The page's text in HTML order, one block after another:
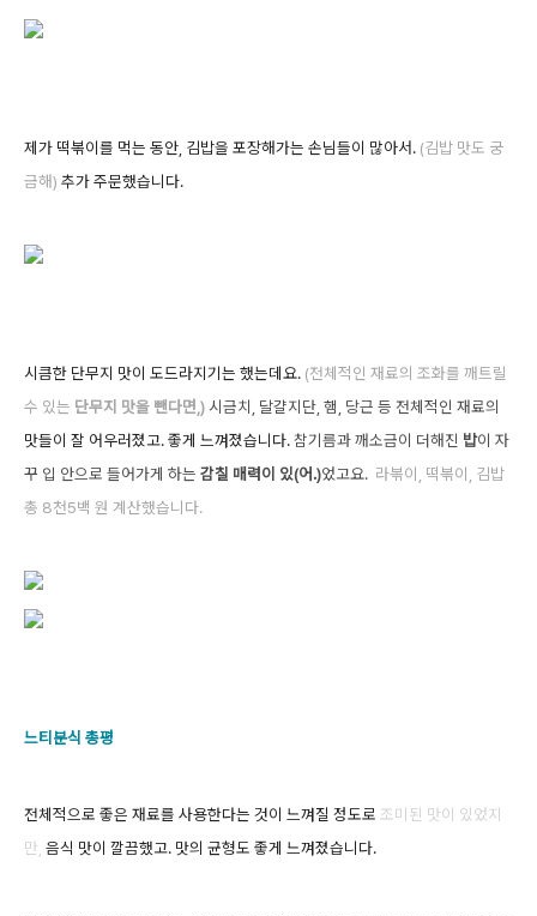
제가 떡볶이를 먹는 동안, 김밥을 포장해가는 손님들이 많아서. (김밥 맛도 궁
금해) 추가 주문했습니다.
시큼한 단무지 맛이 도드라지기는 했는데요. (전체적인 재료의 조화를 깨트릴
수 있는 단무지 맛을 뺀다면,) 시금치, 달걀지단, 햄, 당근 등 전체적인 재료의
맛들이 잘 어우러졌고. 좋게 느껴졌습니다.참기름과 깨소금이 더해진 밥이 자
꾸 입 안으로 들어가게 하는 감칠 매력이 있(어.)었고요. 라볶이, 떡볶이, 김밥
총 8천5백 원 계산했습니다.
느티분식 총평
전체적으로 좋은 재료를 사용한다는 것이 느껴질 정도로 조미된 맛이 있었지
만, 음식 맛이 깔끔했고. 맛의 균형도 좋게 느껴졌습니다.